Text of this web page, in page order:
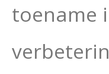
toename